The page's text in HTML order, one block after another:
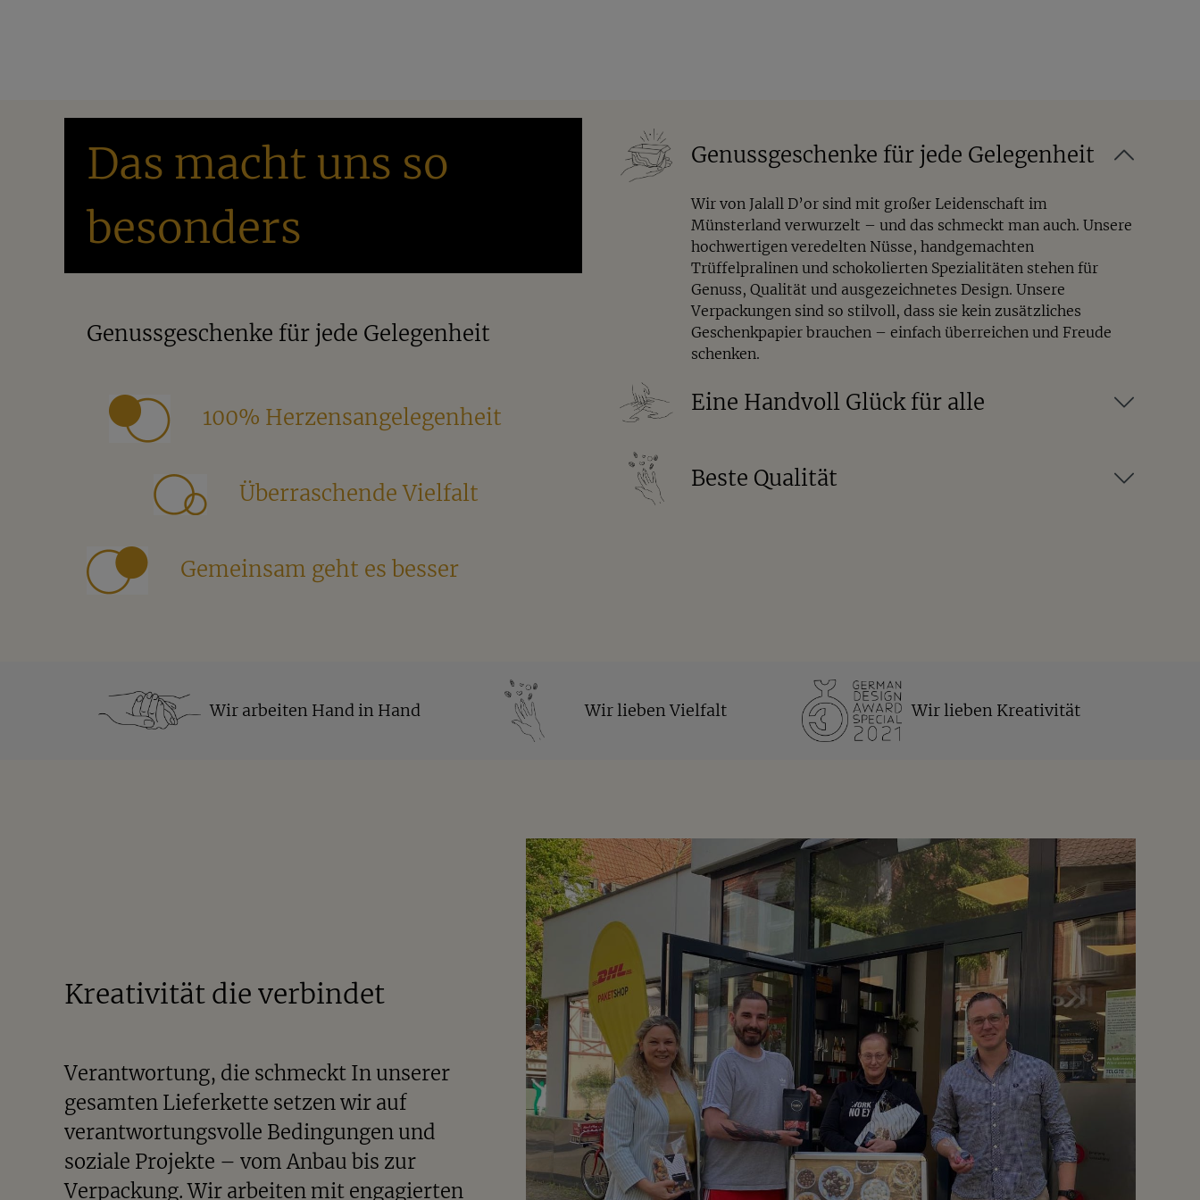
Das macht uns so
besonders
Genussgeschenke für jede Gelegenheit
100% Herzensangelegenheit
Überraschende Vielfalt
Gemeinsam geht es besser
Genussgeschenke für jede Gelegenheit
Wir von Jalall D’or sind mit großer Leidenschaft im
Münsterland verwurzelt – und das schmeckt man auch. Unsere
hochwertigen veredelten Nüsse, handgemachten
Trüffelpralinen und schokolierten Spezialitäten stehen für
Genuss, Qualität und ausgezeichnetes Design. Unsere
Verpackungen sind so stilvoll, dass sie kein zusätzliches
Geschenkpapier brauchen – einfach überreichen und Freude
schenken.
Eine Handvoll Glück für alle
Beste Qualität
Wir arbeiten Hand in Hand Wir lieben Vielfalt Wir lieben Kreativität
Kreativität die verbindet
Verantwortung, die schmeckt In unserer
gesamten Lieferkette setzen wir auf
verantwortungsvolle Bedingungen und
soziale Projekte – vom Anbau bis zur
Verpackung. Wir arbeiten mit engagierten